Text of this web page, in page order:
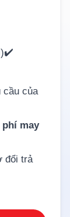
cầu của
phí may
đổi trả